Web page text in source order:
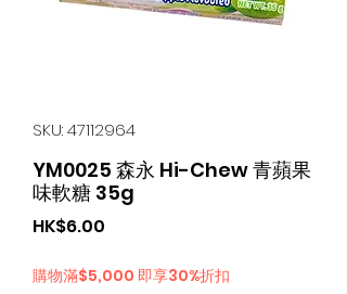
SKU: 47112964
YM0025 森永 Hi-Chew 青蘋果
味軟糖 35g
HK$6.00
購物滿$5,000 即享30%折扣